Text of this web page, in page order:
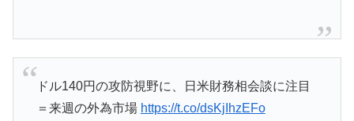
ドル140円の攻防視野に、日米財務相会談に注目
＝来週の外為市場 https://t.co/dsKjIhzEFo